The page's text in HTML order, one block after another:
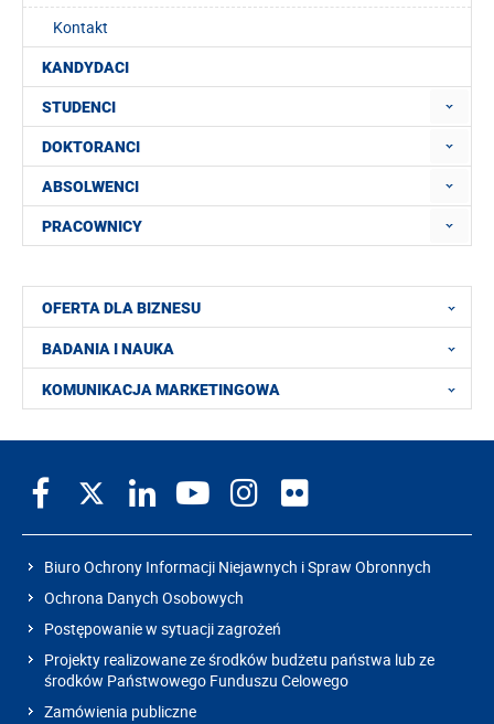
Kontakt
KANDYDACI
STUDENCI
DOKTORANCI
ABSOLWENCI
PRACOWNICY
OFERTA DLA BIZNESU
BADANIA I NAUKA
KOMUNIKACJA MARKETINGOWA
Biuro Ochrony Informacji Niejawnych i Spraw Obronnych
Ochrona Danych Osobowych
Postępowanie w sytuacji zagrożeń
Projekty realizowane ze środków budżetu państwa lub ze
środków Państwowego Funduszu Celowego
Zamówienia publiczne